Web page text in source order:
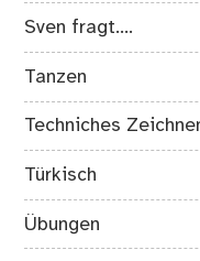
Sven fragt….
Tanzen
Techniches
Türkisch
Übungen